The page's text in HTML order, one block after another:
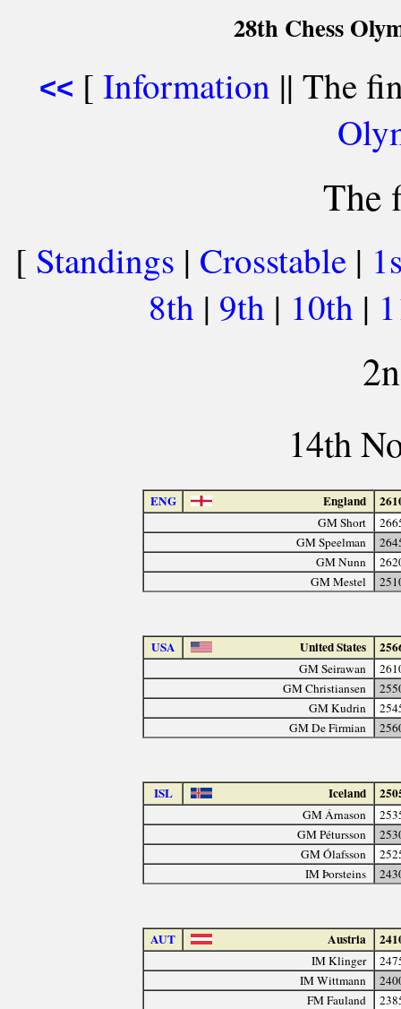
28th Chess
<< [ Information || The
The
[ Standings | Crosstable |
8th | 9th | 10th |
14th
ENG England
GM Short
GM Speelman
GM Nunn
GM Mestel
USA United States
GM Seirawan
GM Christiansen
GM Kudrin
GM De Firmian
ISL Iceland
GM Árnason
GM Pétursson
GM Ólafsson
IM Þorsteins
AUT Austria
IM Klinger
IM Wittmann
FM Fauland